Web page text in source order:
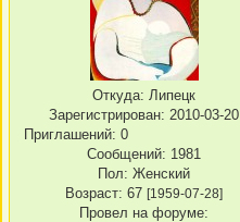
Откуда: Липецк
Зарегистрирован: 2010-03-20
Приглашений: 0
Сообщений: 1981
Пол: Женский
Возраст: 67 [1959-07-28]
Провел на форуме: